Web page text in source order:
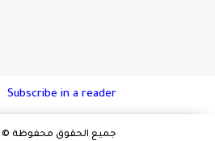
Subscribe in a reader
جميع الحقوق محفوظة ©